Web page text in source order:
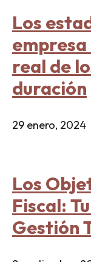
Los
real de
duración
29 enero, 2024
Los
Fiscal:
Gestión